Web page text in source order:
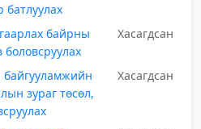
батлуулах
байрны
боловсруулах
Хасагдсан
байгууламжийн
зураг төсөл,
Хасагдсан